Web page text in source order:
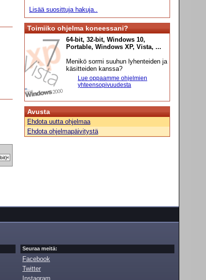
Lisää suosittuja hakuja..
Toimiiko ohjelma koneessani?
64-bit, 32-bit, Windows 10,
Portable, Windows XP, Vista, ...
Menikö sormi suuhun lyhenteiden ja
käsitteiden kanssa?
Lue oppaamme ohjelmien
yhteensopivuudesta
Avusta
Ehdota uutta ohjelmaa
Ehdota ohjelmapäivitystä
Seuraa meitä:
Facebook
Twitter
Instagram